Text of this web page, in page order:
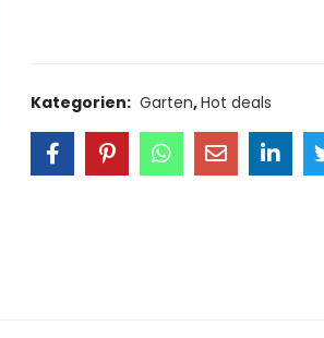
Kategorien: Garten,Hot deals